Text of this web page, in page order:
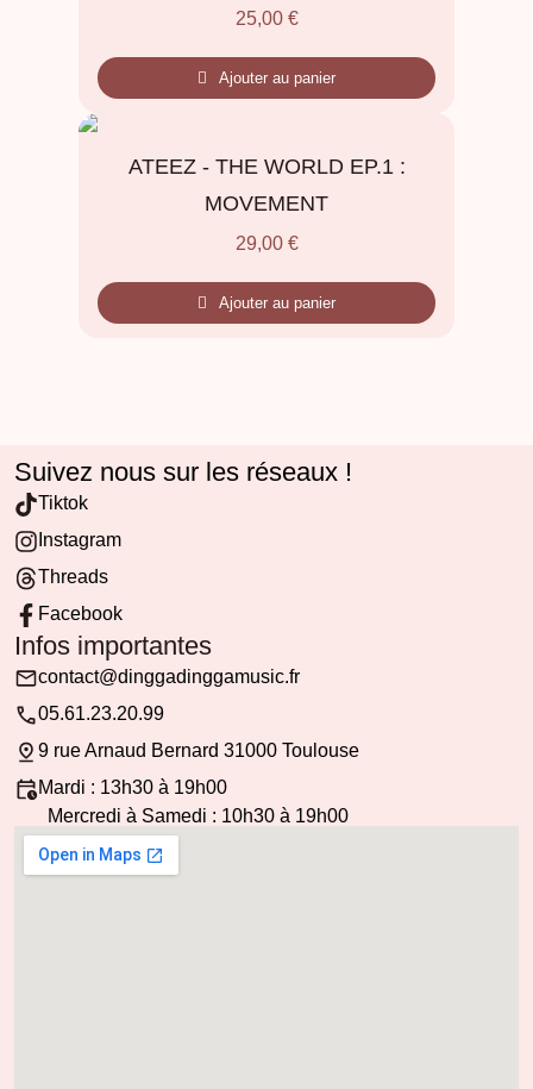
25,00 €
Ajouter au panier
ATEEZ - THE WORLD EP.1 :
MOVEMENT
29,00 €
Ajouter au panier
Suivez nous sur les réseaux !
Tiktok
Instagram
Threads
Facebook
Infos importantes
contact@dinggadinggamusic.fr
05.61.23.20.99
9 rue Arnaud Bernard 31000 Toulouse
Mardi : 13h30 à 19h00
Mercredi à Samedi : 10h30 à 19h00